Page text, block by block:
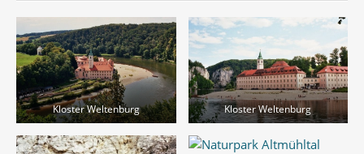
Kloster Weltenburg Kloster Weltenburg